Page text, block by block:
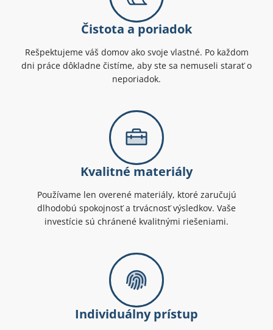
Čistota a poriadok
Rešpektujeme váš domov ako svoje vlastné. Po každom
dni práce dôkladne čistíme, aby ste sa nemuseli starať o
neporiadok.
Kvalitné materiály
Používame len overené materiály, ktoré zaručujú
dlhodobú spokojnosť a trvácnosť výsledkov. Vaše
investície sú chránené kvalitnými riešeniami.
Individuálny prístup